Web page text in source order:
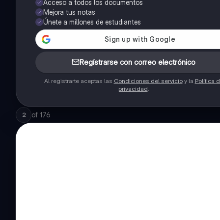
Acceso a todos los documentos
Mejora tus notas
Únete a millones de estudiantes
Regístrarse con correo electrónico
Al registrarte aceptas las Condiciones del servicioy la Política
privacidad.
2 of 176